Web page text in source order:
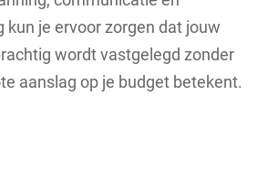
kun je ervoor zorgen dat jouw
wordt vastgelegd zonder
aanslag op je budget betekent.